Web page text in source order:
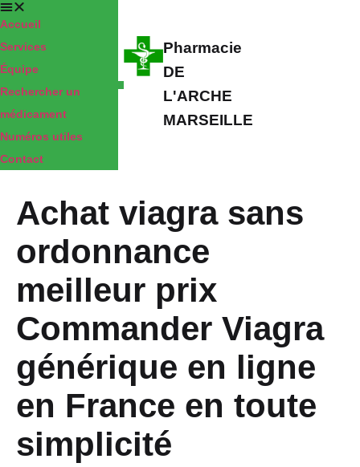
Pharmacie
DE
L'ARCHE
MARSEILLE
Accueil
Services
Équipe
Rechercher un
médicament
Numéros utiles
Contact
Achat viagra sans
ordonnance
meilleur prix
Commander Viagra
générique en ligne
en France en toute
simplicité